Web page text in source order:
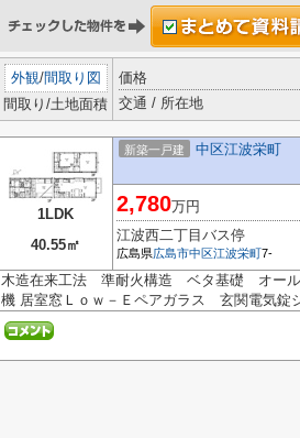
外観/間取り図
間取り/土地面積
価格
交通 / 所在地
1LDK
40.55㎡
新築一戸建 中区江波栄町
2,780万円
江波西二丁目バス停
広島県広島市中区江波栄町7-
木造在来工法 準耐火構造 ベタ基礎 オー
機 居室窓Ｌｏｗ－Ｅペアガラス 玄関電気